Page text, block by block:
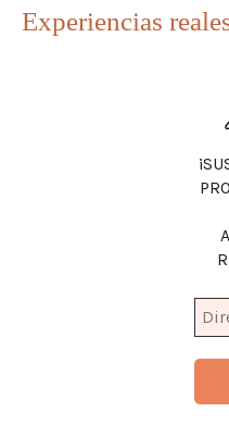
Experiencias